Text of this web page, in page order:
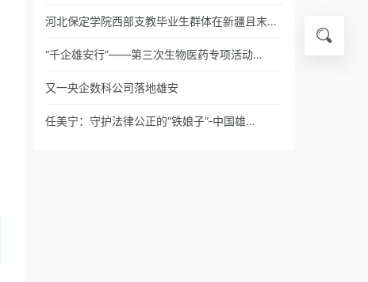
河北保定学院西部支教毕业生群体在新疆且末…
“千企雄安行”——第三次生物医药专项活动…
又一央企数科公司落地雄安
任美宁：守护法律公正的“铁娘子”-中国雄…